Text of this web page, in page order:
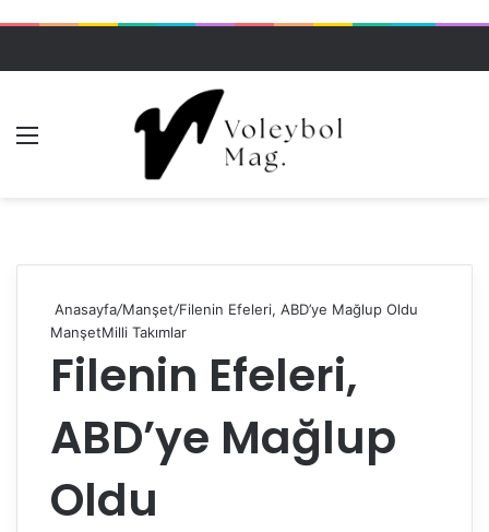
Anasayfa/Manşet/Filenin Efeleri, ABD’ye Mağlup Oldu
ManşetMilli Takımlar
Filenin Efeleri,
ABD’ye Mağlup
Oldu